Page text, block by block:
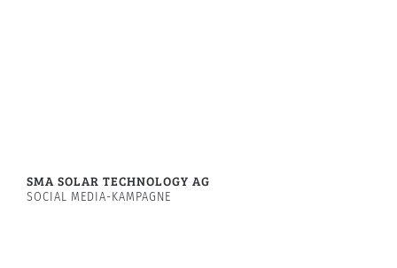
SMA SOLAR TECHNOLOGY AG
SOCIAL MEDIA-KAMPAGNE